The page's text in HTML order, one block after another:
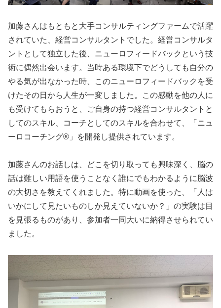
加藤さんはもともと大手コンサルティングファームで活躍
されていた、経営コンサルタントでした。経営コンサルタ
ントとして独立した後、ニューロフィードバックという技
術に偶然出会います。当時ある環境下でどうしても自分の
やる気が出なかった時、このニューロフィードバックを受
けたその日から人生が一変しました。この感動を他の人に
も受けてもらおうと、ご自身の持つ経営コンサルタントと
してのスキル、コーチとしてのスキルを合わせて、「ニュ
ーロコーチング®」を開発し提供されています。
加藤さんのお話しは、どこを切り取っても興味深く、脳の
話は難しい用語を使うことなく誰にでもわかるように脳波
の大切さを教えてくれました。特に動画を使った、「人は
いかにして見たいものしか見えていないか？」の実験は目
を見張るものがあり、参加者一同大いに納得させられてい
ました。